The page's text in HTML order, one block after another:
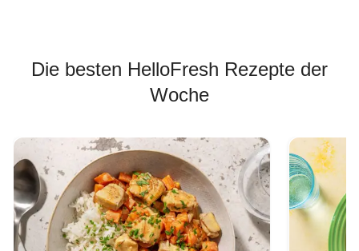
Die besten HelloFresh Rezepte der
Woche